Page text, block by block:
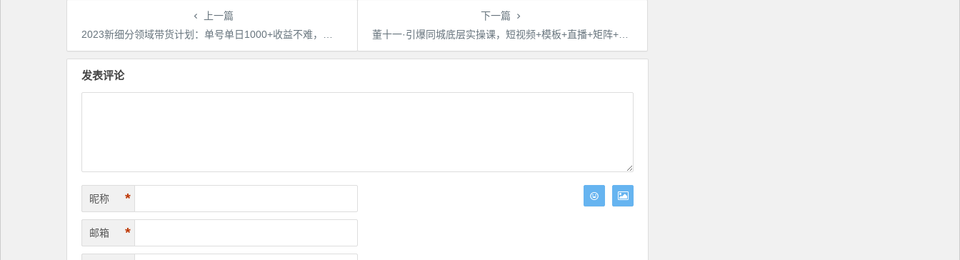
上一篇
2023新细分领域带货计划：单号单日1000+收益不难，每人可操作3-5个账号
下一篇
董十一·引爆同城底层实操课，​短视频+模板+直播+矩阵+投放，一套可复制的同城短视频打法
发表评论
昵称 *
邮箱 *